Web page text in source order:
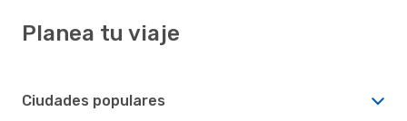
Planea tu viaje
Ciudades populares